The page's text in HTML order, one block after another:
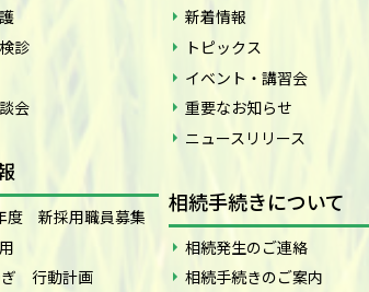
診
会
度 新採用職員募集
ぎ 行動計画
新着情報
トピックス
イベント・講習会
重要なお知らせ
ニュースリリース
相続手続きについて
相続発生のご連絡
相続手続きのご案内